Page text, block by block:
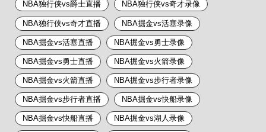
NBA独行侠vs爵士直播 NBA独行侠vs奇才录像
NBA独行侠vs奇才直播 NBA掘金vs活塞录像
NBA掘金vs活塞直播 NBA掘金vs勇士录像
NBA掘金vs勇士直播 NBA掘金vs火箭录像
NBA掘金vs火箭直播 NBA掘金vs步行者录像
NBA掘金vs步行者直播 NBA掘金vs快船录像
NBA掘金vs快船直播 NBA掘金vs湖人录像